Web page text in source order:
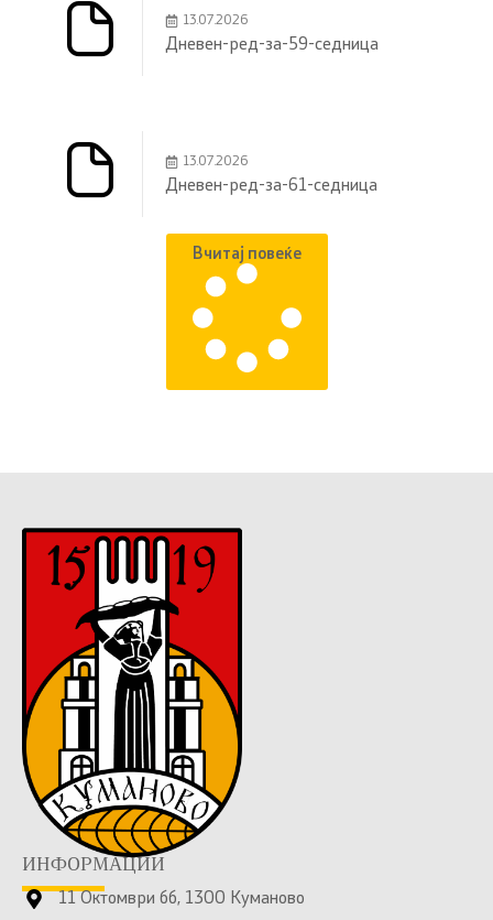
13.07.2026
Дневен-ред-за-59-седница
13.07.2026
Дневен-ред-за-61-седница
Вчитај повеќе
ИНФОРМАЦИИ
11 Октомври бб, 1300 Куманово